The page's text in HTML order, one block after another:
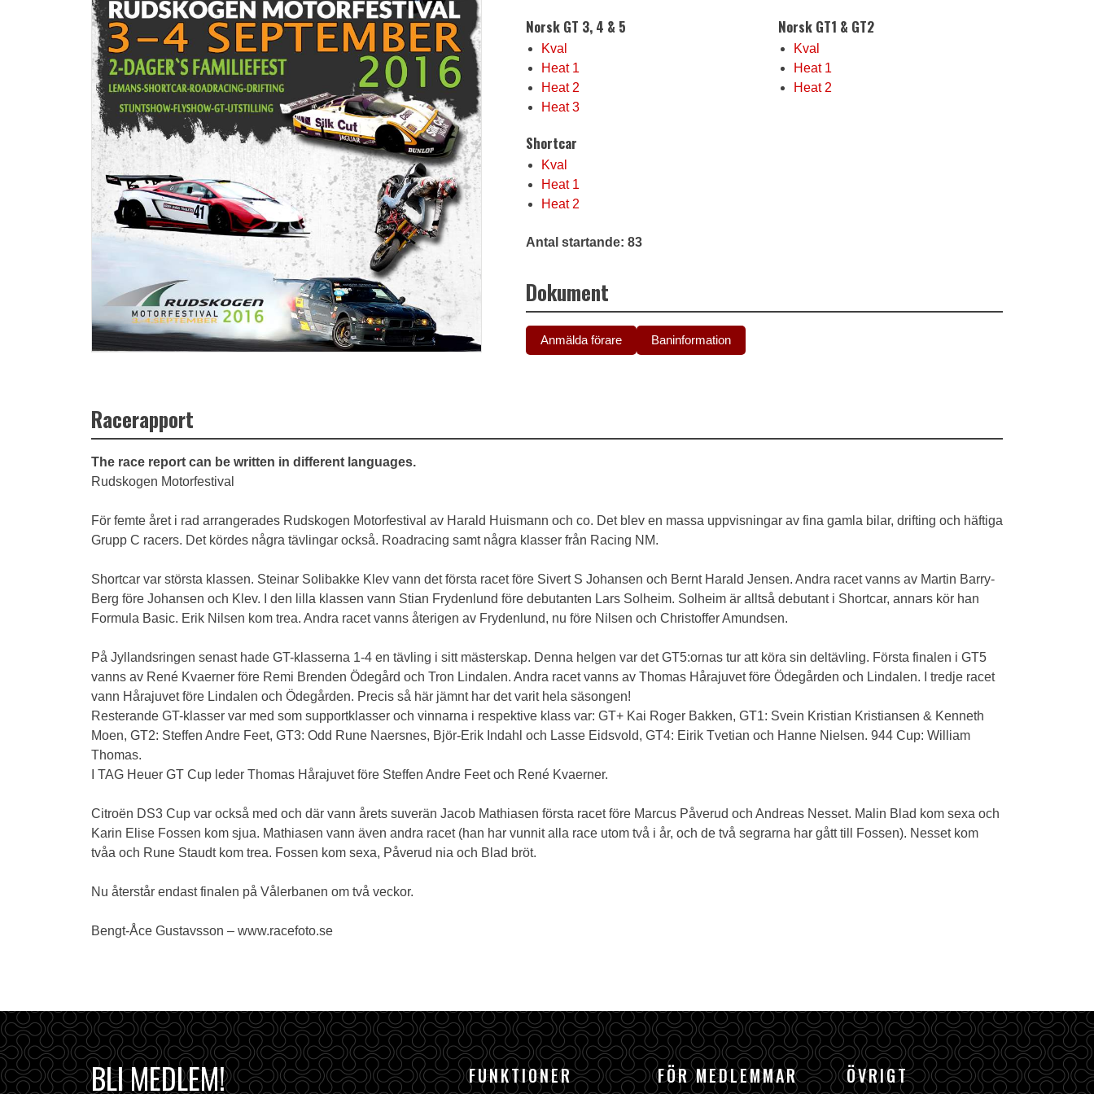
Norsk GT 3, 4 & 5
Kval
Heat 1
Heat 2
Heat 3
Norsk GT1 & GT2
Kval
Heat 1
Heat 2
Shortcar
Kval
Heat 1
Heat 2
Antal startande: 83
Dokument
Anmälda förare Baninformation
Racerapport
The race report can be written in different languages.
Rudskogen Motorfestival
För femte året i rad arrangerades Rudskogen Motorfestival av Harald Huismann och co. Det blev en massa uppvisningar av fina gamla bilar, drifting och häftiga
Grupp C racers. Det kördes några tävlingar också. Roadracing samt några klasser från Racing NM.
Shortcar var största klassen. Steinar Solibakke Klev vann det första racet före Sivert S Johansen och Bernt Harald Jensen. Andra racet vanns av Martin Barry-
Berg före Johansen och Klev. I den lilla klassen vann Stian Frydenlund före debutanten Lars Solheim. Solheim är alltså debutant i Shortcar, annars kör han
Formula Basic. Erik Nilsen kom trea. Andra racet vanns återigen av Frydenlund, nu före Nilsen och Christoffer Amundsen.
På Jyllandsringen senast hade GT-klasserna 1-4 en tävling i sitt mästerskap. Denna helgen var det GT5:ornas tur att köra sin deltävling. Första finalen i GT5
vanns av René Kvaerner före Remi Brenden Ödegård och Tron Lindalen. Andra racet vanns av Thomas Hårajuvet före Ödegården och Lindalen. I tredje racet
vann Hårajuvet före Lindalen och Ödegården. Precis så här jämnt har det varit hela säsongen!
Resterande GT-klasser var med som supportklasser och vinnarna i respektive klass var: GT+ Kai Roger Bakken, GT1: Svein Kristian Kristiansen & Kenneth
Moen, GT2: Steffen Andre Feet, GT3: Odd Rune Naersnes, Björ-Erik Indahl och Lasse Eidsvold, GT4: Eirik Tvetian och Hanne Nielsen. 944 Cup: William
Thomas.
I TAG Heuer GT Cup leder Thomas Hårajuvet före Steffen Andre Feet och René Kvaerner.
Citroën DS3 Cup var också med och där vann årets suverän Jacob Mathiasen första racet före Marcus Påverud och Andreas Nesset. Malin Blad kom sexa och
Karin Elise Fossen kom sjua. Mathiasen vann även andra racet (han har vunnit alla race utom två i år, och de två segrarna har gått till Fossen). Nesset kom
tvåa och Rune Staudt kom trea. Fossen kom sexa, Påverud nia och Blad bröt.
Nu återstår endast finalen på Vålerbanen om två veckor.
Bengt-Åce Gustavsson – www.racefoto.se
BLI MEDLEM! FUNKTIONER FÖR MEDLEMMAR ÖVRIGT